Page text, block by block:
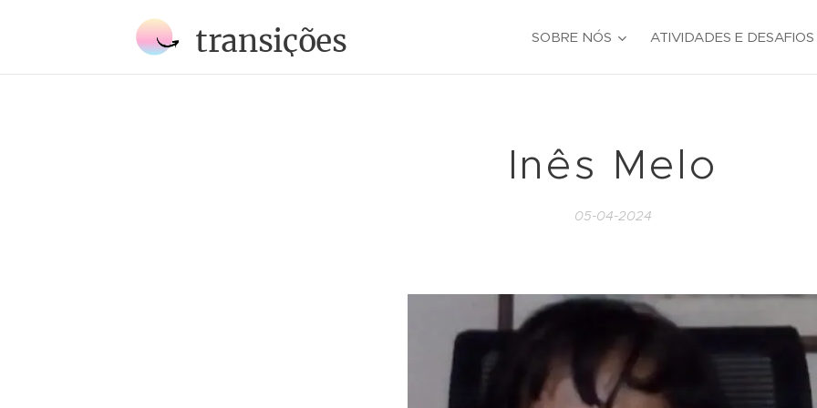
transições SOBRE NÓS ATIVIDADES E DESAFIOS
Inês Melo
05-04-2024